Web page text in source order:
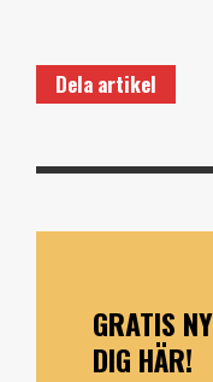
Dela artikel
GRATIS
DIG HÄR!